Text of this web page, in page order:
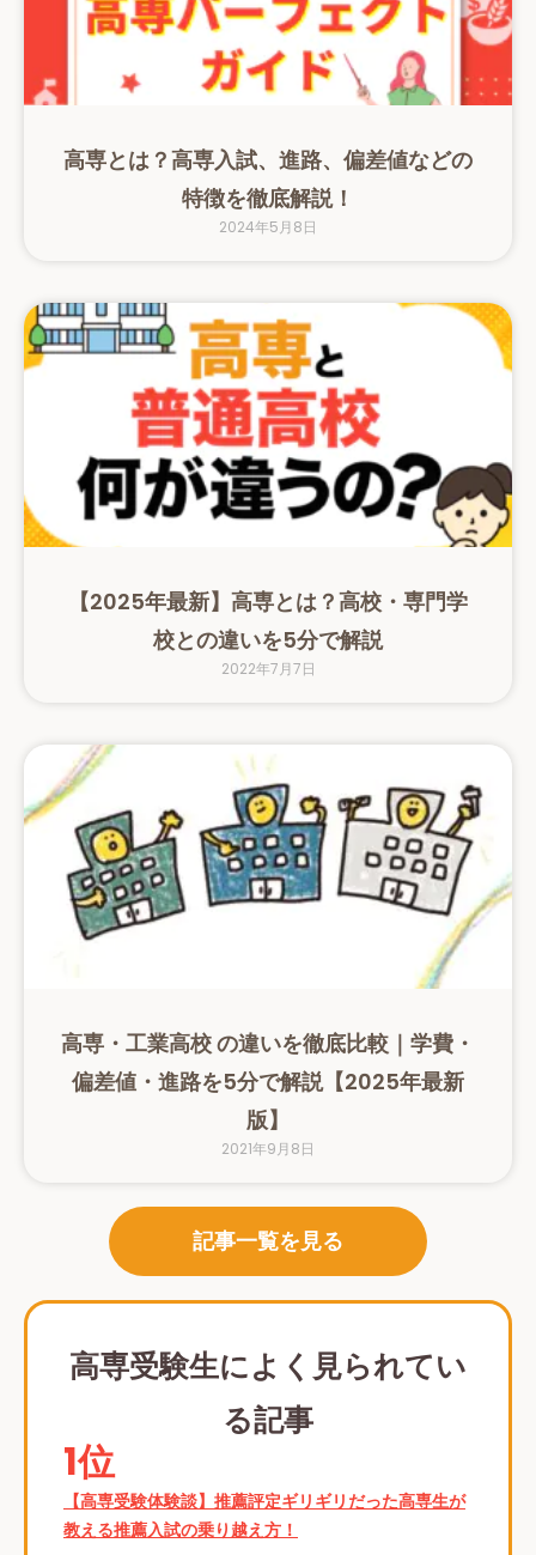
高専とは？高専入試、進路、偏差値などの
特徴を徹底解説！
2024年5月8日
【2025年最新】高専とは？高校・専門学
校との違いを5分で解説
2022年7月7日
高専・工業高校 の違いを徹底比較｜学費・
偏差値・進路を5分で解説【2025年最新
版】
2021年9月8日
記事一覧を見る
高専受験生によく見られてい
る記事
1位
【高専受験体験談】推薦評定ギリギリだった高専生が
教える推薦入試の乗り越え方！